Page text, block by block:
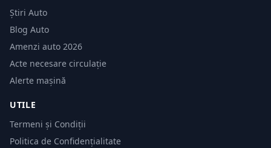
Știri Auto
Blog Auto
Amenzi auto 2026
Acte necesare circulație
Alerte mașină
UTILE
Termeni și Condiții
Politica de Confidențialitate